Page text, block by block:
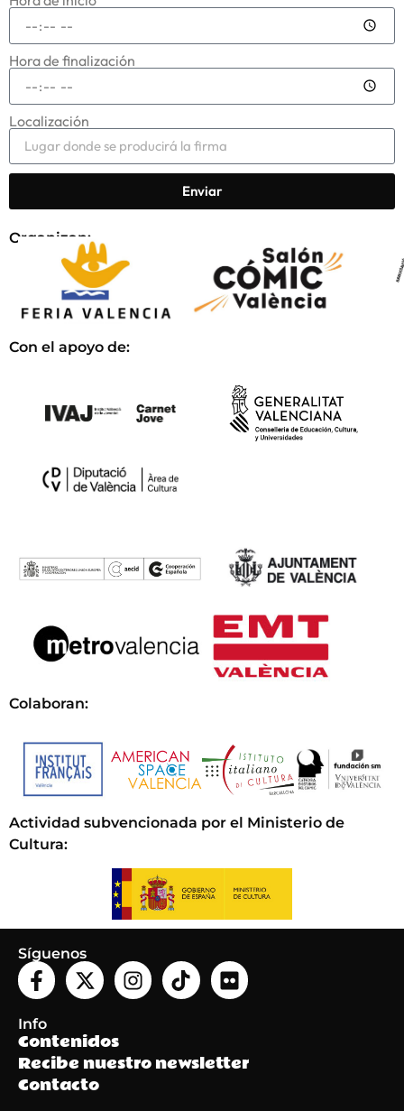
Hora de finalización
Localización
Enviar
Organizan:
Con el apoyo de:
Colaboran:
Actividad subvencionada por el Ministerio de
Cultura:
Síguenos
Info
Contenidos
Recibe nuestro newsletter
Contacto